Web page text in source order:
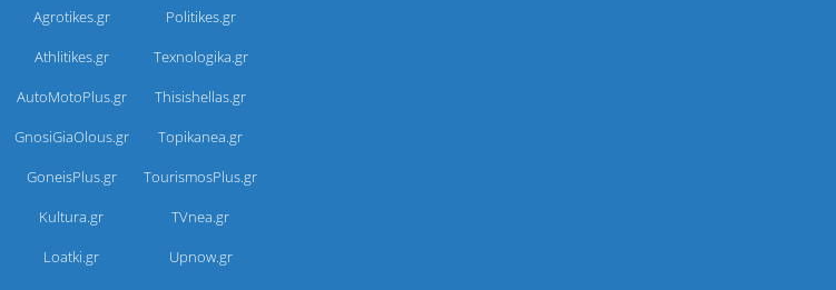
Agrotikes.gr
Politikes.gr
Athlitikes.gr
Texnologika.gr
AutoMotoPlus.gr
Thisishellas.gr
GnosiGiaOlous.gr
Topikanea.gr
GoneisPlus.gr
TourismosPlus.gr
Kultura.gr
TVnea.gr
Loatki.gr
Upnow.gr